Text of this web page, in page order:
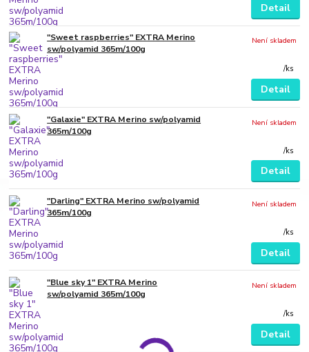
Detail
"Sweet raspberries" EXTRA Merino
sw/polyamid 365m/100g
/ks
Není skladem
Detail
"Galaxie" EXTRA Merino sw/polyamid
365m/100g
/ks
Není skladem
Detail
"Darling" EXTRA Merino sw/polyamid
365m/100g
/ks
Není skladem
Detail
"Blue sky 1" EXTRA Merino
sw/polyamid 365m/100g
/ks
Není skladem
Detail